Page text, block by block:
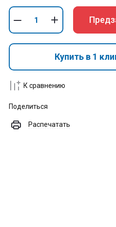
Купить в 1
К сравнению
Поделиться
Распечатать